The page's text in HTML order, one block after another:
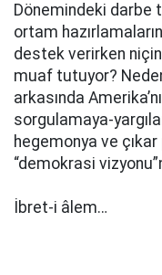
Dönemindeki darbe
ortam
destek verirken niçin
muaf tutuyor?
arkasında
sorgulamaya-
hegemonya ve
“demokrasi
İbret-i âlem…